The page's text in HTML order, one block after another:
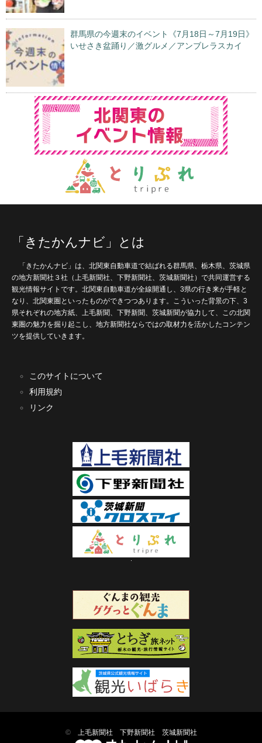
群馬県の今週末のイベント《7月18日～7月19日》
いせさき盆踊り／激グルメ／アンブレラスカイ
「きたかんナビ」とは
「きたかんナビ」は、北関東自動車道で結ばれる群馬県、栃木県、茨城県
の地方新聞社３社（上毛新聞社、下野新聞社、茨城新聞社）で共同運営する
観光情報サイトです。北関東自動車道が全線開通し、3県の行き来が手軽と
なり、北関東圏といったものができつつあります。こういった背景の下、3
県それぞれの地方紙、上毛新聞、下野新聞、茨城新聞が協力して、この北関
東圏の魅力を掘り起こし、地方新聞社ならではの取材力を活かしたコンテン
ツを提供していきます。
このサイトについて
利用規約
リンク
© 上毛新聞社 下野新聞社 茨城新聞社